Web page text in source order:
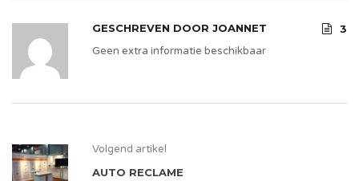
GESCHREVEN DOOR JOANNET
3
Geen extra informatie beschikbaar
Volgend artikel
AUTO RECLAME